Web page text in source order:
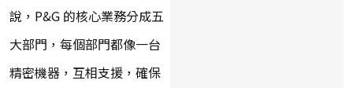
說，P&G 的核心業務分成五
大部門，每個部門都像一台
精密機器，互相支援，確保